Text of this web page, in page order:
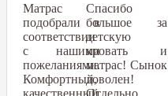
Матрас
подобрали в
соответствии
с нашими
пожеланиями.
Комфортный,
качественный
Спасибо
большое за
детскую
кровать и
матрас! Сынок
доволен!
Отдельно